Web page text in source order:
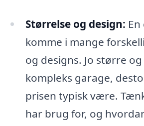
Størrelse og design:
komme i mange
og designs. Jo større
kompleks garage,
prisen typisk være.
har brug for, og